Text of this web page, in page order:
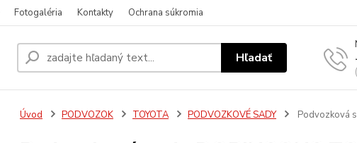
Fotogaléria Kontakty Ochrana súkromia
Hľadať
Úvod PODVOZOK TOYOTA PODVOZKOVÉ SADY Podvozková